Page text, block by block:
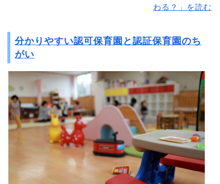
わる？」を読む
分かりやすい認可保育園と認証保育園のち
がい